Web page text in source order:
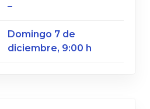
–
Domingo 7 de
diciembre, 9:00 h